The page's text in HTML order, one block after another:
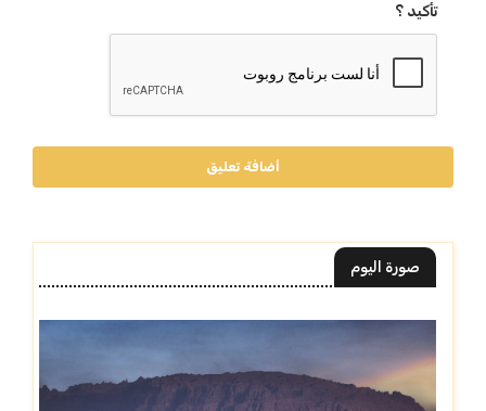
تأكيد ؟
أضافة تعليق
صورة اليوم